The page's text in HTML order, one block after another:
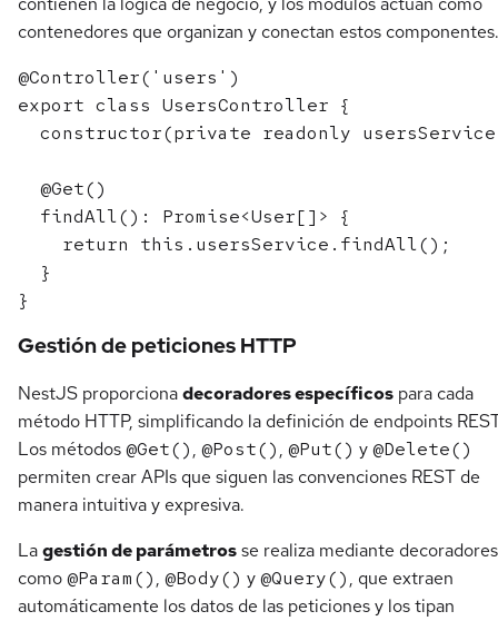
contenedores que organizan y conectan estos componentes.
@Controller('users')
export class UsersController {
constructor(private readonly
  @Get()
  findAll(): Promise<User[]> {
    return this.usersService.findAll();
  }
Gestión de peticiones HTTP
NestJS proporcionadecoradores específicos para cada
método HTTP, simplificando la definición de endpoints
Los métodos@Get(), @Post(), @Put() y@Delete()
permiten crear APIs que siguen las convenciones REST de
manera intuitiva y expresiva.
Lagestión de parámetrosse realiza mediante decoradores
como@Param(), @Body() y@Query(), que extraen
automáticamente los datos de las peticiones y los tipan